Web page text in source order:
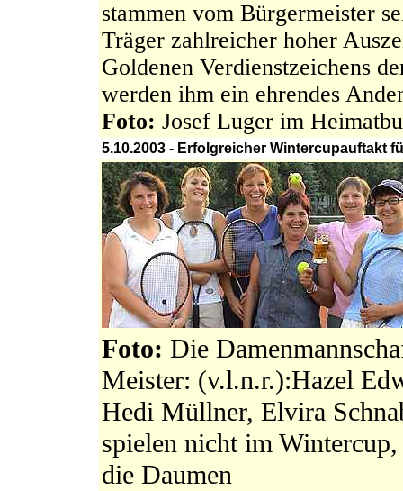
stammen vom Bürgermeister
Träger zahlreicher hoher
Goldenen Verdienstzeichens
werden ihm ein ehrendes
Foto: Josef Luger im
5.10.2003 - Erfolgreicher Wintercupauftakt
Foto: Die
Meister: (v.l.n.r.):Hazel
Hedi Müllner, Elvira
spielen nicht im
die Daumen